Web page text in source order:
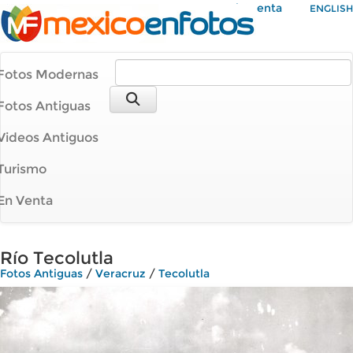
Mi Cuenta ENGLISH
Modernas
Antiguas
Antiguos
Venta
Río Tecolutla
Fotos Antiguas / Veracruz / Tecolutla